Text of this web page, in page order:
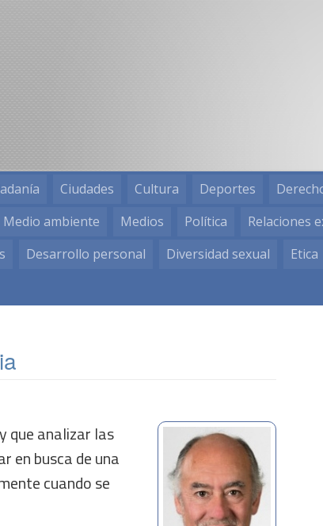
Ciudades Cultura Deportes
Medio ambiente Medios Política Relaciones
Desarrollo personal Diversidad sexual Etica
que analizar las
en busca de una
cuando se